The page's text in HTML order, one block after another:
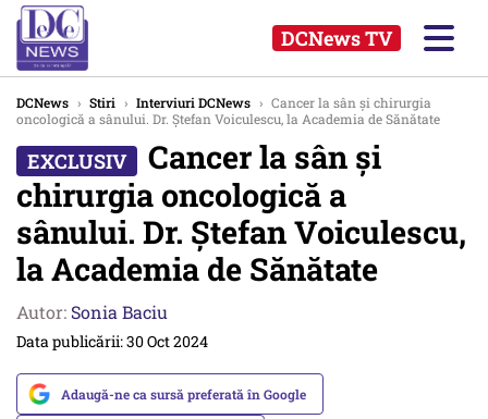
DCNews TV
DCNews › Stiri › Interviuri DCNews › Cancer la sân și chirurgia
oncologică a sânului. Dr. Ștefan Voiculescu, la Academia de Sănătate
Cancer la sân și
chirurgia oncologică a
sânului. Dr. Ștefan Voiculescu,
la Academia de Sănătate
Autor: Sonia Baciu
Data publicării: 30 Oct 2024
Adaugă-ne ca sursă preferată în Google